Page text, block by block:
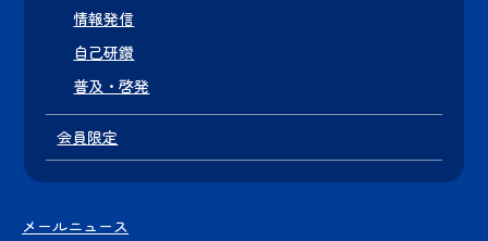
情報発信
自己研鑽
普及・啓発
会員限定
メールニュース